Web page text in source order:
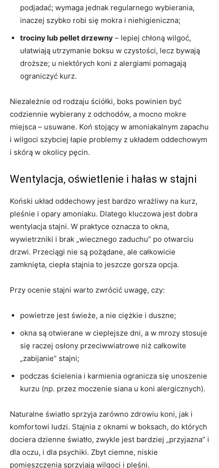
podjadać; wymaga jednak regularnego wybierania,
inaczej szybko robi się mokra i niehigieniczna;
trociny lub pellet drzewny – lepiej chłoną wilgoć,
ułatwiają utrzymanie boksu w czystości, lecz bywają
droższe; u niektórych koni z alergiami pomagają
ograniczyć kurz.
Niezależnie od rodzaju ściółki, boks powinien być
codziennie wybierany z odchodów, a mocno mokre
miejsca – usuwane. Koń stojący w amoniakalnym zapachu
i wilgoci szybciej łapie problemy z układem oddechowym
i skórą w okolicy pęcin.
Wentylacja, oświetlenie i hałas w stajni
Koński układ oddechowy jest bardzo wrażliwy na kurz,
pleśnie i opary amoniaku. Dlatego kluczowa jest dobra
wentylacja stajni. W praktyce oznacza to okna,
wywietrzniki i brak „wiecznego zaduchu” po otwarciu
drzwi. Przeciągi nie są pożądane, ale całkowicie
zamknięta, ciepła stajnia to jeszcze gorsza opcja.
Przy ocenie stajni warto zwrócić uwagę, czy:
powietrze jest świeże, a nie ciężkie i duszne;
okna są otwierane w cieplejsze dni, a w mrozy stosuje
się raczej osłony przeciwwiatrowe niż całkowite
„zabijanie” stajni;
podczas ścielenia i karmienia ogranicza się unoszenie
kurzu (np. przez moczenie siana u koni alergicznych).
Naturalne światło sprzyja zarówno zdrowiu koni, jak i
komfortowi ludzi. Stajnia z oknami w boksach, do których
dociera dzienne światło, zwykle jest bardziej „przyjazna” i
dla oczu, i dla psychiki. Zbyt ciemne, niskie
pomieszczenia sprzyjają wilgoci i pleśni.